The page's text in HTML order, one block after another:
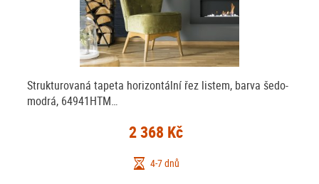
Strukturovaná tapeta horizontální řez listem, barva šedo-
modrá, 64941HTM…
2 368 Kč
4-7 dnů